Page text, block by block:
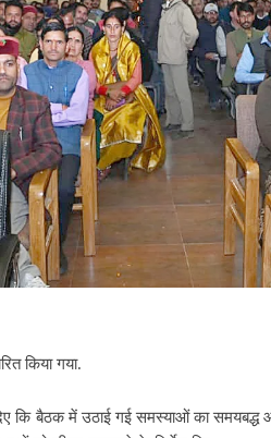
किया गया.
कि बैठक में उठाई गई समस्याओं का समयबद्ध